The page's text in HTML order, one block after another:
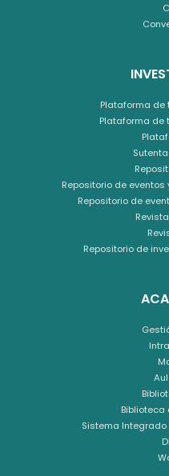
Plataforma
Plataforma de
Repositorio de eventos
Repositorio de
Repositorio de
Biblioteca
Sistema